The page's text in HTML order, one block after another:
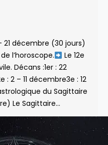
décembre (30 jours)
l’horoscope.
Le 12e
Décans :1er : 22
2 – 11 décembre3e : 12
du Sagittaire
Le Sagittaire…